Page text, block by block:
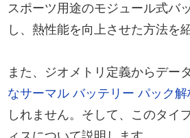
スポーツ用途のモジュール式バ
し、熱性能を向上させた方法を
また、ジオメトリ定義からデー
なサーマル バッテリー パック解
しれません。そして、このタイ